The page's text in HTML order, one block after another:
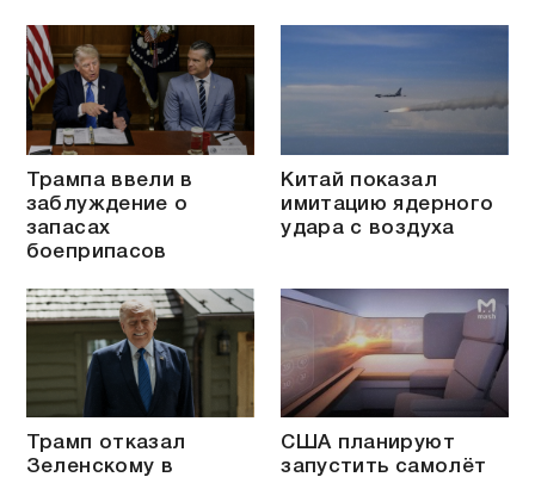
Трампа ввели в
заблуждение о
запасах
боеприпасов
Китай показал
имитацию ядерного
удара с воздуха
Трамп отказал
Зеленскому в
США планируют
запустить самолёт